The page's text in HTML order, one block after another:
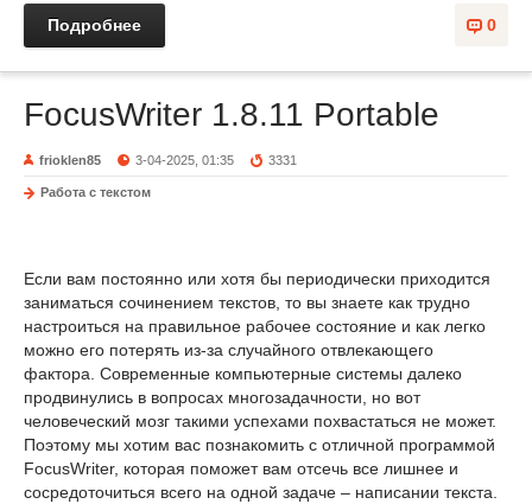
0
Подробнее
FocusWriter 1.8.11 Portable
frioklen85 3-04-2025, 01:35 3331
Работа с текстом
Если вам постоянно или хотя бы периодически приходится
заниматься сочинением текстов, то вы знаете как трудно
настроиться на правильное рабочее состояние и как легко
можно его потерять из-за случайного отвлекающего
фактора. Современные компьютерные системы далеко
продвинулись в вопросах многозадачности, но вот
человеческий мозг такими успехами похвастаться не может.
Поэтому мы хотим вас познакомить с отличной программой
FocusWriter, которая поможет вам отсечь все лишнее и
сосредоточиться всего на одной задаче – написании текста.